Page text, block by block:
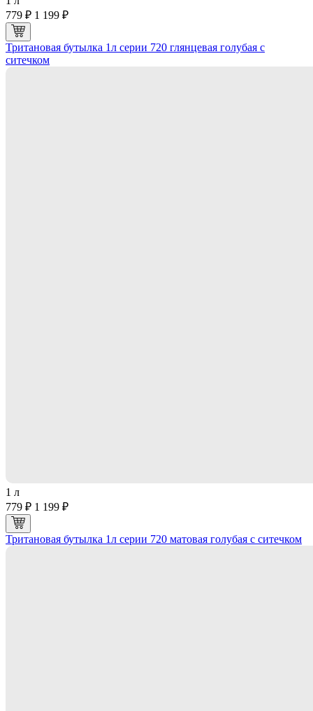
779 ₽ 1 199 ₽
Тритановая бутылка 1л серии 720 глянцевая голубая с
ситечком
1 л
779 ₽ 1 199 ₽
Тритановая бутылка 1л серии 720 матовая голубая с ситечком